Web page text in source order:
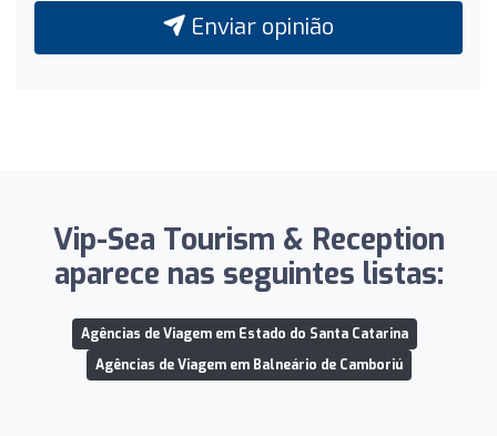
Enviar opinião
Vip-Sea Tourism & Reception
aparece nas seguintes listas:
Agências de Viagem em Estado do Santa Catarina
Agências de Viagem em Balneário de Camboriú